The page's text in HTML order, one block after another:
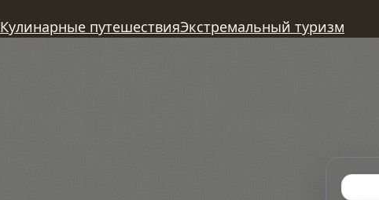
Кулинарные путешествияЭкстремальный туризм